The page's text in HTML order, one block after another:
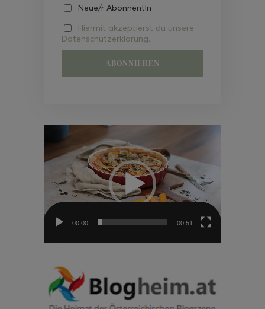
Neue/r AbonnentIn
Hiermit akzeptierst du unsere
Datenschutzerklärung.
Video-
00:00 00:51